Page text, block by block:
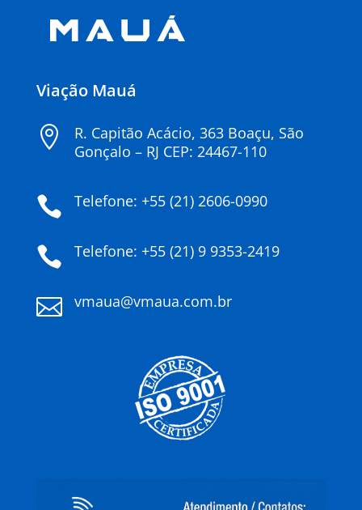
Viação Mauá

R. Capitão Acácio, 363 Boaçu, São
Gonçalo – RJ CEP: 24467-110
 Telefone: +55 (21) 2606-0990
 Telefone: +55 (21) 9 9353-2419
 vmaua@vmaua.com.br